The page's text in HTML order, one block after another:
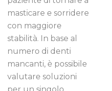
masticare e sorridere
con maggiore
stabilità. In base al
numero di denti
mancanti, è possibile
valutare soluzioni
per un singolo